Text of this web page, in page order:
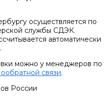
осуществляется по
службы СДЭК.
автоматически
можно у менеджеров по
связи.
России